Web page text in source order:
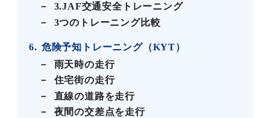
3.JAF交通安全トレーニング
3つのトレーニング比較
6
危険予知トレーニング（KYT）
雨天時の走行
住宅街の走行
直線の道路を走行
夜間の交差点を走行